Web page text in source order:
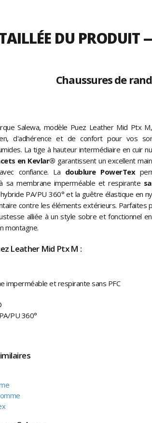
DU
Chaussures de
Salewa, modèle Puez Leather Mid Ptx
d'adhérence et de confort pour vos
La tige à hauteur intermédiaire en cuir
en Kevlar® garantissent un excellent
confiance. La doublure PowerTex
sa membrane imperméable et respirante
PA/PU 360° et la guêtre élastique en
contre les éléments extérieurs. Parfaites
alliée à un style sobre et fonctionnel
montagne.
Leather Mid Ptx M :
imperméable et respirante sans PFC
PU 360°